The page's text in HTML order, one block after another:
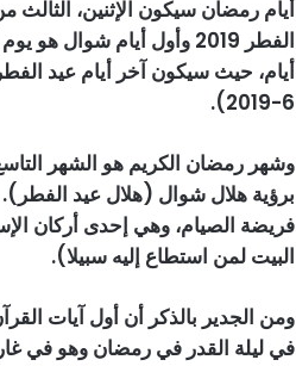
6-2019).
وشهر رمضان الكريم هو الشهر
برؤية هلال شوال (هلال عيد
فريضة الصيام، وهي إحدى أركان
البيت لمن استطاع إليه سبيلا).
ومن الجدير بالذكر أن أول آيات
في ليلة القدر في رمضان وهو في